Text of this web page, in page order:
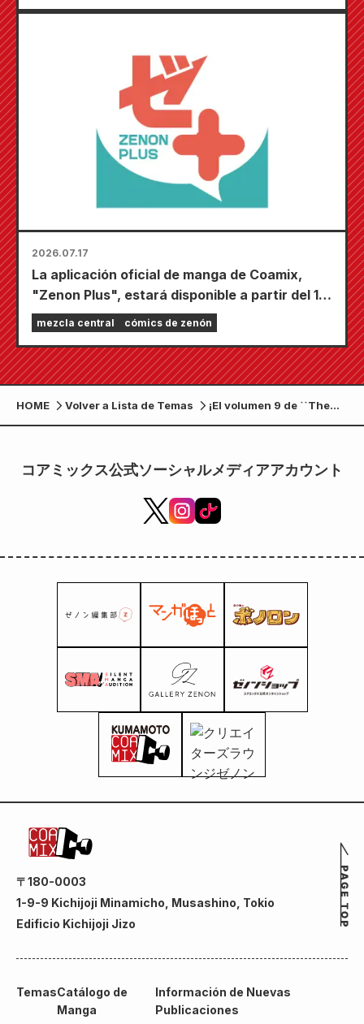
2026.07.17
La aplicación oficial de manga de Coamix,
"Zenon Plus", estará disponible a partir del 17
de julio. Está repleta de funciones para
mantenerte entretenido, incluyendo "Elige tu
primer capítulo gratis" y "Actualizaciones
diarias".
mezcla central cómics de zenón
HOME Volver a Lista de Temas
¡El volumen 9 de ``The
19th Medical Record:
sobre un médico general
molestia'', se publicará el
19 de abril!
コアミックス公式ソーシャルメディアアカウント
〒180-0003
1-9-9 Kichijoji Minamicho, Musashino, Tokio
Edificio Kichijoji Jizo
TemasCatálogo de
Manga
Información de Nuevas
Publicaciones